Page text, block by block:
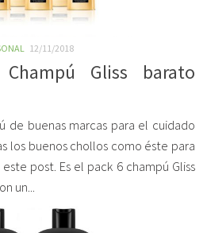
12/11/2018
Gliss barato
de buenas marcas para el cuidado
los buenos chollos como éste para
post. Es el pack 6 champú Gliss
un...